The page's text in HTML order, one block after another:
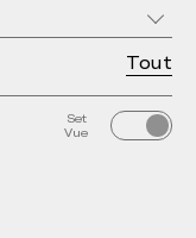
Tout
Set
Vue